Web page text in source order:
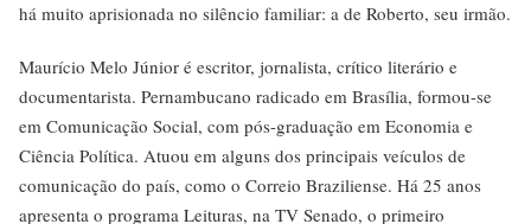
há muito aprisionada no silêncio familiar: a de Roberto, seu irmão.
Maurício Melo Júnior é escritor, jornalista, crítico literário e
documentarista. Pernambucano radicado em Brasília, formou-se
em Comunicação Social, com pós-graduação em Economia e
Ciência Política. Atuou em alguns dos principais veículos de
comunicação do país, como o Correio Braziliense. Há 25 anos
apresenta o programa Leituras, na TV Senado, o primeiro